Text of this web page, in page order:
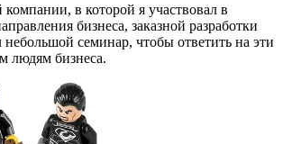
в которой я участвовал в
бизнеса, заказной разработки
семинар, чтобы ответить на эти
людям бизнеса.